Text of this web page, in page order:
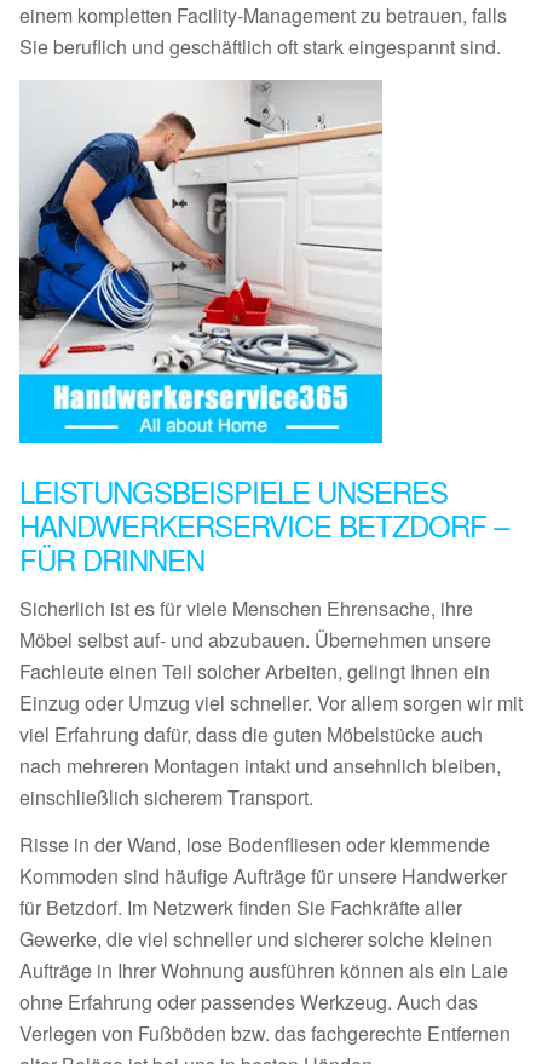
einem kompletten Facility-Management zu betrauen, falls
Sie beruflich und geschäftlich oft stark eingespannt sind.
LEISTUNGSBEISPIELE UNSERES
HANDWERKERSERVICE BETZDORF –
FÜR DRINNEN
Sicherlich ist es für viele Menschen Ehrensache, ihre
Möbel selbst auf- und abzubauen. Übernehmen unsere
Fachleute einen Teil solcher Arbeiten, gelingt Ihnen ein
Einzug oder Umzug viel schneller. Vor allem sorgen wir mit
viel Erfahrung dafür, dass die guten Möbelstücke auch
nach mehreren Montagen intakt und ansehnlich bleiben,
einschließlich sicherem Transport.
Risse in der Wand, lose Bodenfliesen oder klemmende
Kommoden sind häufige Aufträge für unsere Handwerker
für Betzdorf. Im Netzwerk finden Sie Fachkräfte aller
Gewerke, die viel schneller und sicherer solche kleinen
Aufträge in Ihrer Wohnung ausführen können als ein Laie
ohne Erfahrung oder passendes Werkzeug. Auch das
Verlegen von Fußböden bzw. das fachgerechte Entfernen